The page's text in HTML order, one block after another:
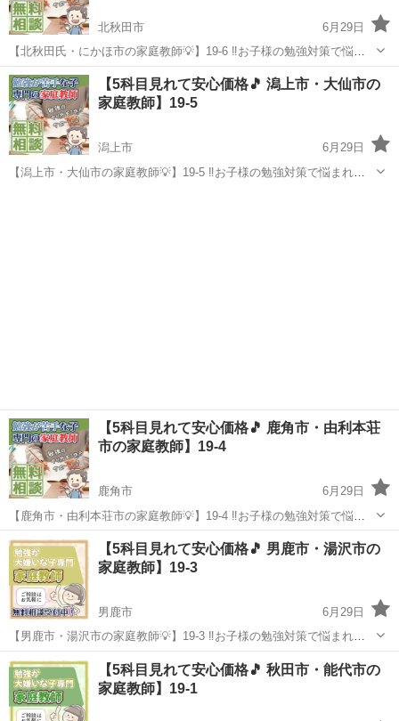
北秋田市
6月29日
【北秋田氏・にかほ市の家庭教師💡】19-6 ‼️お子様の勉強対策で悩ま
れてる親御様へ‼️ オンライン指導の先生も多数在籍✨ ◯スマホばか
りで勉強しない ◯塾に通わせたけど成果が出ない ◯家庭教師に通わせ
たいけ...
秋田 北秋田市 家庭教師 先生
【5科目見れて安心価格🎵 潟上市・大仙市の
家庭教師】19-5
潟上市
6月29日
【潟上市・大仙市の家庭教師💡】19-5 ‼️お子様の勉強対策で悩まれて
【5科目見れて安心価格🎵 鹿角市・由利本荘
市の家庭教師】19-4
鹿角市
6月29日
【鹿角市・由利本荘市の家庭教師💡】19-4 ‼️お子様の勉強対策で悩ま
れてる親御様へ‼️ オンライン指導の先生も多数在籍✨ ◯スマホばか
りで勉強しない ◯塾に通わせたけど成果が出ない ◯家庭教師に通わせ
たいけ...
秋田 鹿角市 家庭教師 先生
【5科目見れて安心価格🎵 男鹿市・湯沢市の
家庭教師】19-3
男鹿市
6月29日
【男鹿市・湯沢市の家庭教師💡】19-3 ‼️お子様の勉強対策で悩まれて
る親御様へ‼️ オンライン指導の先生も多数在籍✨ ◯スマホばかりで
勉強しない ◯塾に通わせたけど成果が出ない ◯家庭教師に通わせたい
けど料...
秋田 男鹿市 家庭教師 先生
【5科目見れて安心価格🎵 秋田市・能代市の
家庭教師】19-1